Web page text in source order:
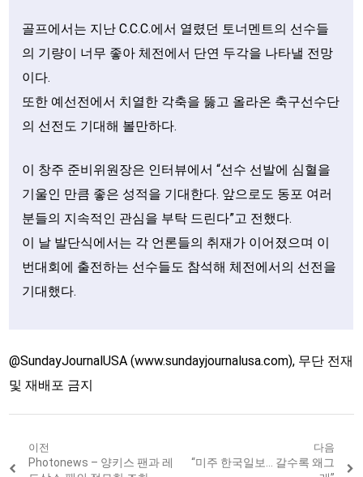
골프에서는 지난 C.C.C.에서 열렸던 토너멘트의 선수들
의 기량이 너무 좋아 체전에서 단연 두각을 나타낼 전망
이다.
또한 예선전에서 치열한 각축을 뚫고 올라온 축구선수단
의 선전도 기대해 볼만하다.
이 창주 준비위원장은 인터뷰에서 “선수 선발에 심혈을
기울인 만큼 좋은 성적을 기대한다. 앞으로도 동포 여러
분들의 지속적인 관심을 부탁 드린다”고 전했다.
이 날 발단식에서는 각 언론들의 취재가 이어졌으며 이
번대회에 출전하는 선수들도 참석해 체전에서의 선전을
기대했다.
@SundayJournalUSA (www.sundayjournalusa.com), 무단 전재
및 재배포 금지
Post
이전
Previous
Photonews – 양키스 팬과 레
다음
Next
“미주 한국일보… 갈수록 왜그